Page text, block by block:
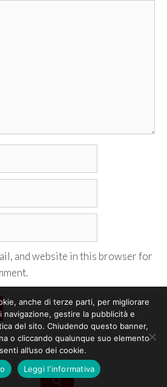
and website in this browser for
anche di terze parti, per migliorare
navigazione, gestire la pubblicità e
del sito. Chiudendo questo banner,
o cliccando qualunque suo elemento
all’uso dei cookie.
Leggi l'informativa